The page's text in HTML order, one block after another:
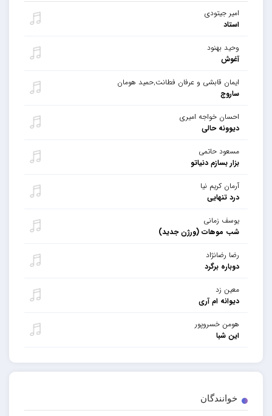
امیر جیتودی
استاد
وحید بهنود
آغوش
ایمان قابشی و عرفان فطانت,حمید هومان
ساروج
احسان خواجه امیری
دیوونه حالی
مسعود حاتمی
بزار بسازم دنیاتو
آرمان کریم نیا
درد تنهایی
یوسف زمانی
شب موهات (ورژن جدید)
رضا رضانژاد
دوباره برگرد
معین زد
دیوانه ام آری
هومن خسروپور
این شبا
خوانندگان